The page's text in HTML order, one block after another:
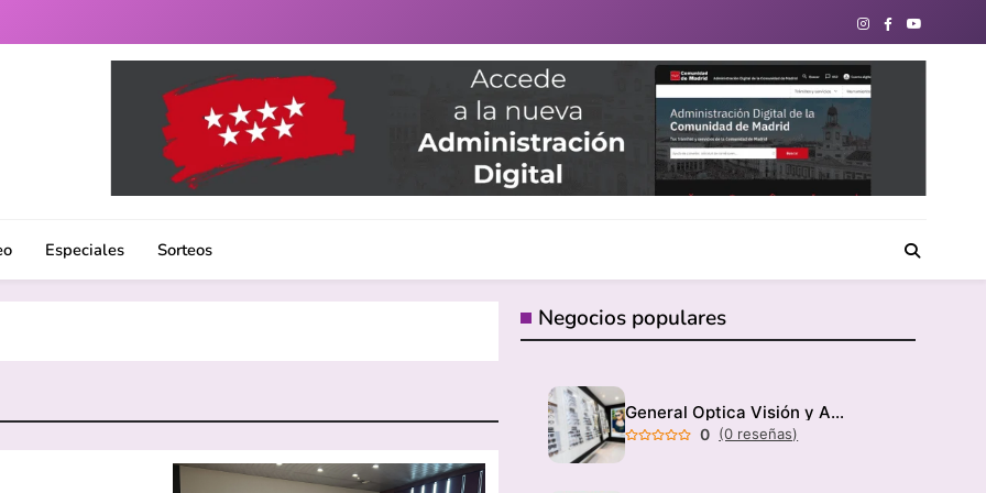
Noticias, eventos culturales, gastronomía y un directorio de negocios locales para conectar con tu
Especiales Sorteos
Negocios populares
General Optica Visión y Audición
0 (0 reseñas)